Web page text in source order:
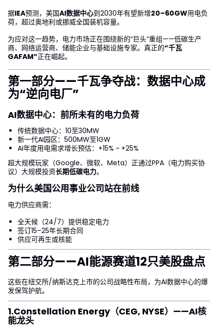
据IEA预测，美国AI数据中心到2030年有望新增20–60GW用电负
荷，超过奥地利或挪威全国装机容量。
为应对这一趋势，电力市场正在围绕新的“巨头”重组——低碳生产
商、网络运营商、储能企业与基础设施专家。真正的“千瓦
GAFAM”正在崛起。
第一部分——千瓦争夺战：数据中心成
为“逆向电厂”
AI数据中心：前所未有的电力负荷
传统数据中心：10至30MW
新一代AI园区：500MW至1GW
AI年度用电需求增长预估：+15% ~ +25%
超大规模玩家（Google、微软、Meta）正通过PPA（电力购买协
议）大规模投资长期低碳电力。
为什么美国公用事业公司站在前线
电力供应商需：
全天候（24/7）提供稳定电力
签订15–25年长期合同
供应可再生或核能
第二部分——AI能源赛道12只美股盘点
这些在纽交所/纳斯达克上市的公司战略性布局，为AI数据中心的爆
发保驾护航。
1.Constellation Energy（CEG, NYSE） ——AI核
能龙头